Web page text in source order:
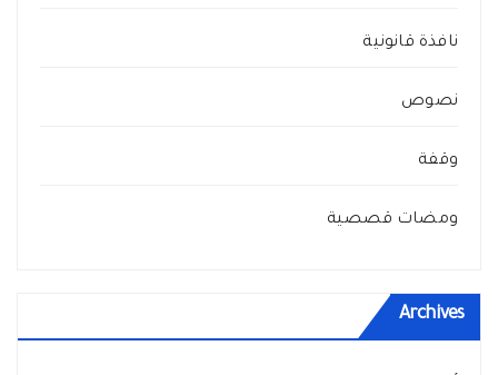
نافذة قانونية
نصوص
وقفة
ومضات قصصية
Archives